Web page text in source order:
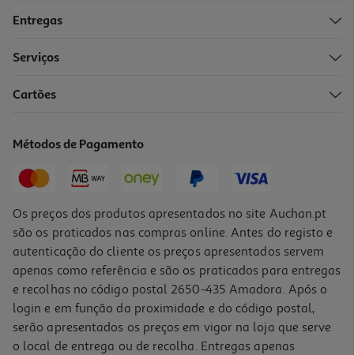
Entregas
Serviços
Cartões
Métodos de Pagamento
Os preços dos produtos apresentados no site Auchan.pt
são os praticados nas compras online. Antes do registo e
autenticação do cliente os preços apresentados servem
apenas como referência e são os praticados para entregas
e recolhas no código postal 2650-435 Amadora. Após o
login e em função da proximidade e do código postal,
serão apresentados os preços em vigor na loja que serve
o local de entrega ou de recolha. Entregas apenas